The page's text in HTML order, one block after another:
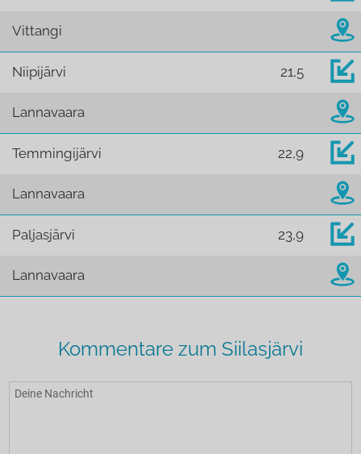
Vittangi
Niipijärvi 21,5
Lannavaara
Temmingijärvi 22,9
Lannavaara
Paljasjärvi 23,9
Lannavaara
Kommentare zum Siilasjärvi